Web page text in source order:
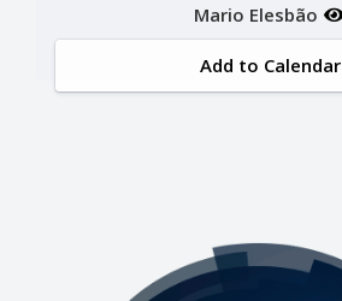
Mario Elesbão
Add to Calendar